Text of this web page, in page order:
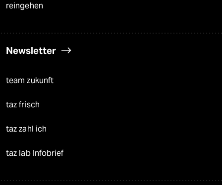
reingehen
Newsletter
team zukunft
taz frisch
taz zahl ich
taz lab Infobrief